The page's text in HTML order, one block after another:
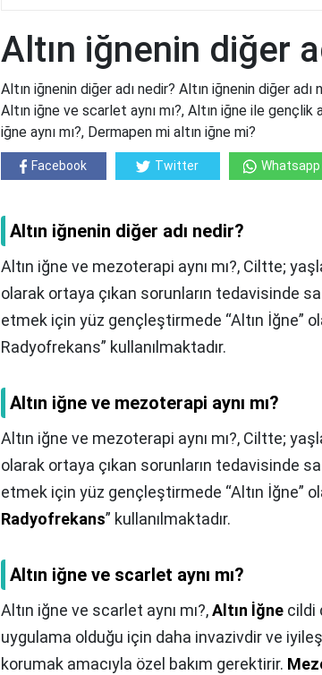
Altın iğnenin diğer
Altın iğnenin diğer adı nedir? Altın iğnenin diğer adı
Altın iğne ve scarlet aynı mı?, Altın iğne ile gençlik
iğne aynı mı?, Dermapen mi altın iğne mi?
Facebook Twitter Whatsapp
Altın iğnenin diğer adı nedir?
Altın iğne ve mezoterapi aynı mı?, Ciltte;
olarak ortaya çıkan sorunların tedavisinde
etmek için yüz gençleştirmede “Altın İğne”
Radyofrekans” kullanılmaktadır.
Altın iğne ve mezoterapi aynı mı?
Altın iğne ve mezoterapi aynı mı?, Ciltte;
olarak ortaya çıkan sorunların tedavisinde
etmek için yüz gençleştirmede “Altın İğne”
Radyofrekans” kullanılmaktadır.
Altın iğne ve scarlet aynı mı?
Altın iğne ve scarlet aynı mı?,Altın İğne cildi
uygulama olduğu için daha invazivdir ve
korumak amacıyla özel bakım gerektirir.